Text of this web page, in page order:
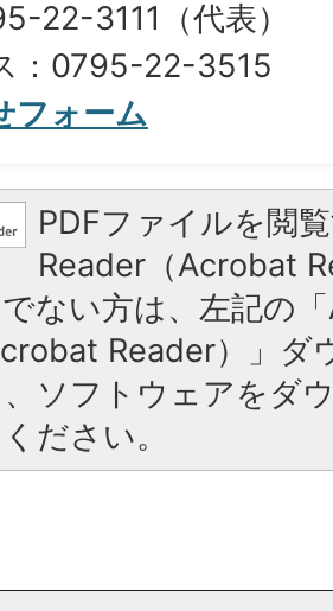
22-3111（代表）
：0795-22-3515
フォーム
PDFファイルを閲
Reader（Acrobat
ない方は、左記の
Reader）」ダ
ソフトウェアをダ
ださい。